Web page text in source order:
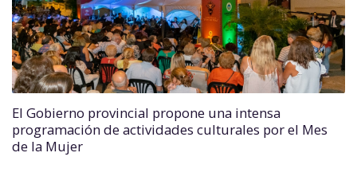
El Gobierno provincial propone una intensa
programación de actividades culturales por el Mes
de la Mujer